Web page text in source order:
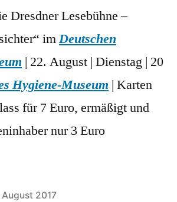
Dresdner Lesebühne –
imDeutschen
| 22. August | Dienstag | 20
Hygiene-Museum | Karten
für 7 Euro, ermäßigt und
nur 3 Euro
August 2017